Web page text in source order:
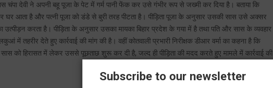
सास चंपा देवी ने अपनी बहू पूजा के पेट में गर्म पानी फेंक कर उसे गंभीर रूप से जख्मी कर दिया है। बताया कि
घर आता है और पत्नी पूजा को डंडे से बुरी तरह पीटता है। पीड़िता पूजा के अनुसार उसकी सास उसे अक्सर
उत्पीड़न करता है। पीड़िता के अनुसार उसका मायका बिहार प्रदेश के गया में है तथा पति और सास के व्यवहार
में तहरीर देते हुए कार्रवाई की मांग की है। वहीं कोतवाली प्रभारी निरीक्षक डीआर वर्मा का कहना है कि
सास को हिरासत में लेकर उससे पूछताछ शुरू कर दी है, जल्द ही पीड़िता की मदद करते हुए मामले में कार्रवाई की
Subscribe to our newsletter